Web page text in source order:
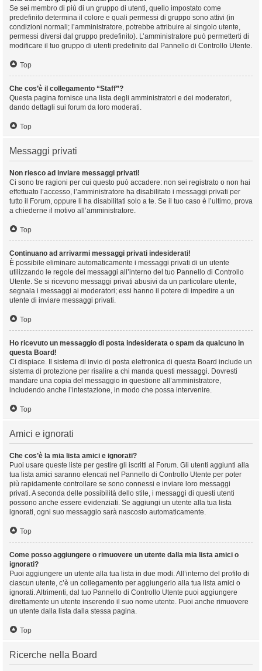
Se sei membro di più di un gruppo di utenti, quello impostato come
predefinito determina il colore e quali permessi di gruppo sono attivi (in
condizioni normali; l’amministratore, potrebbe attribuire al singolo utente,
permessi diversi dal gruppo predefinito). L’amministratore può permetterti di
modificare il tuo gruppo di utenti predefinito dal Pannello di Controllo Utente.
Top
Che cos’è il collegamento “Staff”?
Questa pagina fornisce una lista degli amministratori e dei moderatori,
dando dettagli sui forum da loro moderati.
Top
Messaggi privati
Non riesco ad inviare messaggi privati!
Ci sono tre ragioni per cui questo può accadere: non sei registrato o non hai
effettuato l’accesso, l’amministratore ha disabilitato i messaggi privati per
tutto il Forum, oppure li ha disabilitati solo a te. Se il tuo caso è l’ultimo, prova
a chiederne il motivo all’amministratore.
Top
Continuano ad arrivarmi messaggi privati indesiderati!
È possibile eliminare automaticamente i messaggi privati ​​di un utente
utilizzando le regole dei messaggi all’interno del tuo Pannello di Controllo
Utente. Se si ricevono messaggi privati ​​abusivi da un particolare utente,
segnala i messaggi ai moderatori; essi hanno il potere di impedire a un
utente di inviare messaggi privati​​.
Top
Ho ricevuto un messaggio di posta indesiderata o spam da qualcuno in
questa Board!
Ci dispiace. Il sistema di invio di posta elettronica di questa Board include un
sistema di protezione per risalire a chi manda questi messaggi. Dovresti
mandare una copia del messaggio in questione all’amministratore,
includendo anche l’intestazione, in modo che possa intervenire.
Top
Amici e ignorati
Che cos’è la mia lista amici e ignorati?
Puoi usare queste liste per gestire gli iscritti al Forum. Gli utenti aggiunti alla
tua lista amici saranno elencati nel Pannello di Controllo Utente per poter
più rapidamente controllare se sono connessi e inviare loro messaggi
privati. A seconda delle possibilità dello stile, i messaggi di questi utenti
possono anche essere evidenziati. Se aggiungi un utente alla tua lista
ignorati, ogni suo messaggio sarà nascosto automaticamente.
Top
Come posso aggiungere o rimuovere un utente dalla mia lista amici o
ignorati?
Puoi aggiungere un utente alla tua lista in due modi. All’interno del profilo di
ciascun utente, c’è un collegamento per aggiungerlo alla tua lista amici o
ignorati. Altrimenti, dal tuo Pannello di Controllo Utente puoi aggiungere
direttamente un utente inserendo il suo nome utente. Puoi anche rimuovere
un utente dalla lista dalla stessa pagina.
Top
Ricerche nella Board